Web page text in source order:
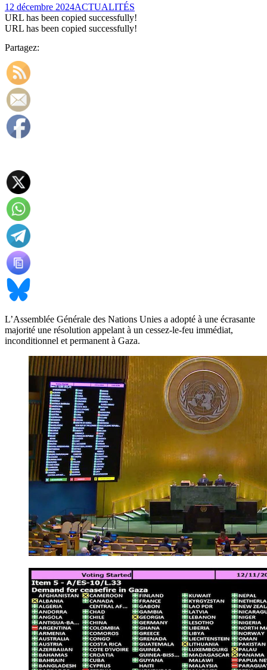
12 décembre 2024ACTUALITÉS
URL has been copied successfully!
URL has been copied successfully!
Partagez:
L’Assemblée Générale des Nations Unies a adopté à une écrasante
majorité une résolution appelant à un cessez-le-feu immédiat,
inconditionnel et permanent à Gaza.